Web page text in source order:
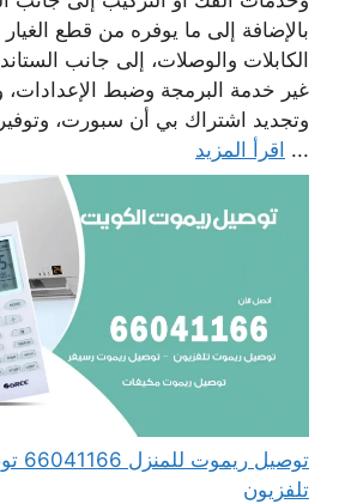
بالإضافة إلى ما يوفره من قطع
الكابلات والوصلات، إلى جانب
غير خدمة البرمجة وضبط الإعدادات،
وتجديد اشتراك بي أن سبورت، وتوفير
... اقرأ المزيد
تلفزيون